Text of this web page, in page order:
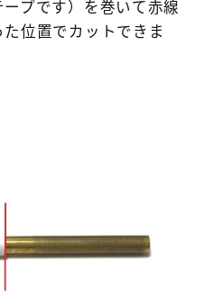
ープです）を巻いて赤線
位置でカットできま